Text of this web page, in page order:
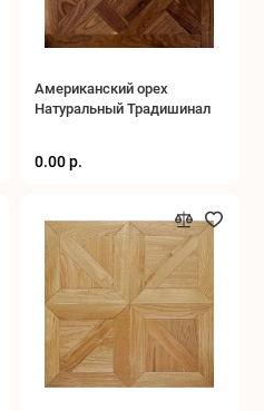
Американский орех
Натуральный Традишинал
0.00 р.